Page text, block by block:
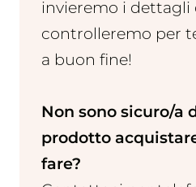
invieremo i dettagli
controlleremo per
a buon fine!
Non sono sicuro/a
prodotto
fare?